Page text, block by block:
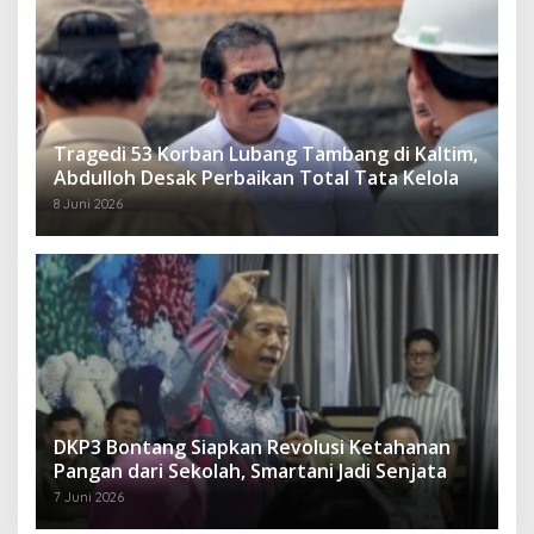
Tragedi 53 Korban Lubang Tambang di Kaltim,
Abdulloh Desak Perbaikan Total Tata Kelola
8 Juni 2026
DKP3 Bontang Siapkan Revolusi Ketahanan
Pangan dari Sekolah, Smartani Jadi Senjata
7 Juni 2026